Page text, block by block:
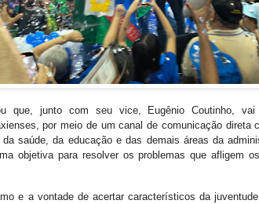
que, junto com seu vice, Eugênio Coutinho,
por meio de um canal de comunicação direta
saúde, da educação e das demais áreas da
objetiva para resolver os problemas que afligem
e a vontade de acertar característicos da